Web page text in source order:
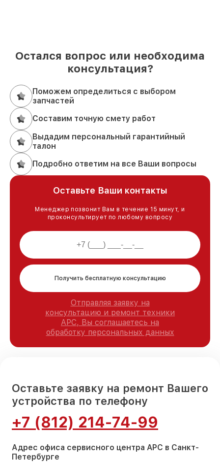
Остался вопрос или необходима
консультация?
Поможем определиться с выбором
запчастей
Составим точную смету работ
Выдадим персональный гарантийный
талон
Подробно ответим на все Ваши вопросы
Оставьте Ваши контакты
Менеджер позвонит Вам в течение 15 минут, и
проконсультирует по любому вопросу
Получить бесплатную консультацию
Отправляя заявку на
консультацию и ремонт техники
APC, Вы соглашаетесь на
обработку персональных данных
Оставьте заявку на ремонт Вашего
устройства по телефону
+7 (812) 214-74-99
Адрес офиса сервисного центра APC в Санкт-
Петербурге